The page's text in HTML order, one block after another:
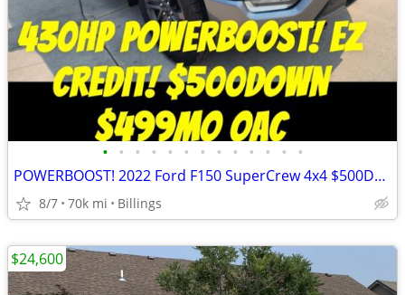
• • • • • • • • • • • • •
POWERBOOST! 2022 Ford F150 SuperCrew 4x4 $500Down $499mo OAC
8/7 70k mi Billings
$24,600